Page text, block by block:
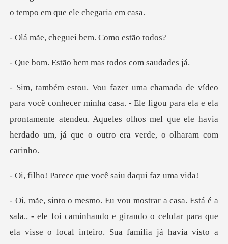
o te
guei bem. Como
bem mas todos c
ha casa. - Ele ligou para ela e ela
prontamente atendeu. Aqueles olhos mel
ce que você saiu